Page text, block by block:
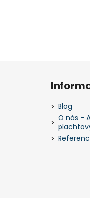
Blog
O nás -